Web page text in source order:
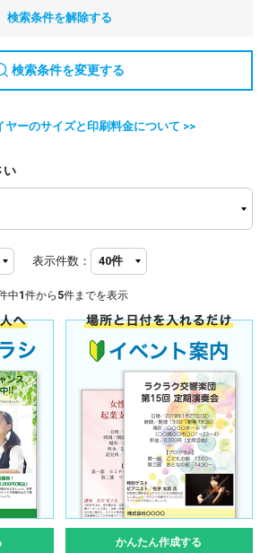
検索条件を解除する
検索条件を変更する
ヤーのサイズと印刷料金について >>
い
表示件数：
中1 件から 5件までを表示
かんたん作成する